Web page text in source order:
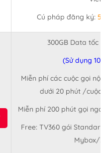
Cú pháp đăng ký:
300GB Data tốc
(Sử dụng
Miễn phí các cuộc gọi
dưới 20 phút /cuộc
Miễn phí 200 phút gọi
Free: TV360 gói
Mybox/